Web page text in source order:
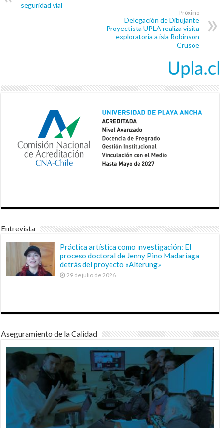
seguridad vial
Próximo
Delegación de Dibujante
Proyectista UPLA realiza visita
exploratoria a isla Robinson
Crusoe
Entrevista
Práctica artística como investigación: El
proceso doctoral de Jenny Pino Madariaga
detrás del proyecto «Alterung»
29 de julio de 2026
Aseguramiento de la Calidad